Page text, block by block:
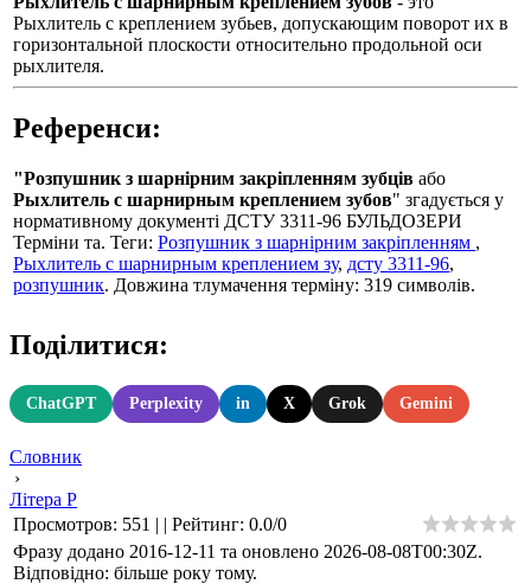
Рыхлитель с креплением зубьев, допускающим поворот их в
горизонтальной плоскости относительно продольной оси
рыхлителя.
Референси:
"Розпушник з шарнірним закріпленням зубців або
Рыхлитель с шарнирным креплением зубов" згадується у
нормативному документі ДСТУ 3311-96 БУЛЬДОЗЕРИ
Термiни та. Теги: Розпушник з шарнірним закріпленням ,
Рыхлитель с шарнирным креплением зу, дсту 3311-96,
розпушник. Довжина тлумачення терміну: 319 символів.
Поділитися:
ChatGPT Perplexity in X Grok Gemini
Словник
›
Літера Р
Просмотров: 551 | | Рейтинг: 0.0/0
Фразу додано 2016-12-11 та оновлено 2026-08-08T00:30Z.
Відповідно: більше року тому.